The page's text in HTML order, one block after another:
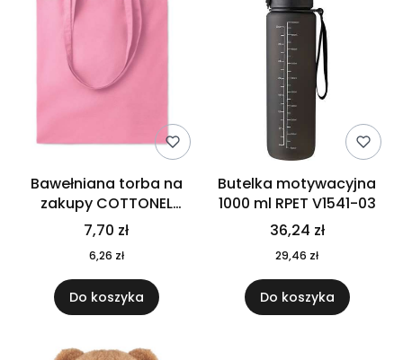
Bawełniana torba na
zakupy COTTONEL
COLOUR++ MO9846-11
7,70 zł
6,26 zł
Do koszyka
Butelka motywacyjna
1000 ml RPET V1541-03
36,24 zł
29,46 zł
Do koszyka